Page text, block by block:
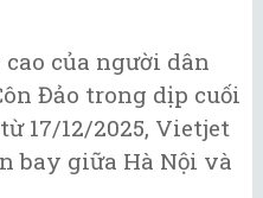
của người dân
Đảo trong dịp cuối
17/12/2025, Vietjet
bay giữa Hà Nội và